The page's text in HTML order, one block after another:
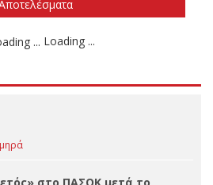
ξέρω/δεν απαντώ